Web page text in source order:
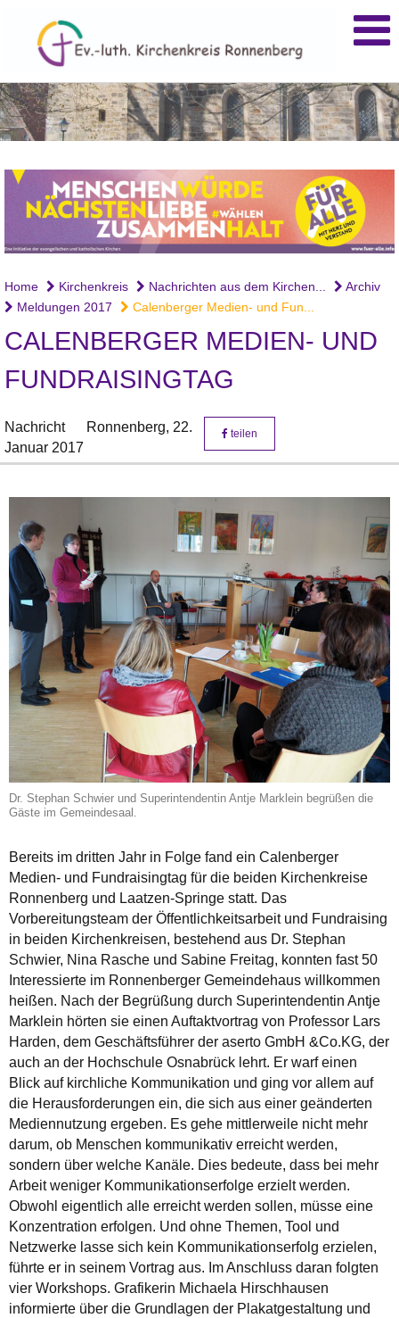
Home Kirchenkreis Nachrichten aus dem Kirchen...
Archiv
Meldungen 2017
Calenberger Medien- und Fun...
CALENBERGER MEDIEN- UND
FUNDRAISINGTAG
Nachricht Ronnenberg, 22.
Januar 2017
teilen
Dr. Stephan Schwier und Superintendentin Antje Marklein begrüßen die
Gäste im Gemeindesaal.
Bereits im dritten Jahr in Folge fand ein Calenberger
Medien- und Fundraisingtag für die beiden Kirchenkreise
Ronnenberg und Laatzen-Springe statt. Das
Vorbereitungsteam der Öffentlichkeitsarbeit und Fundraising
in beiden Kirchenkreisen, bestehend aus Dr. Stephan
Schwier, Nina Rasche und Sabine Freitag, konnten fast 50
Interessierte im Ronnenberger Gemeindehaus willkommen
heißen. Nach der Begrüßung durch Superintendentin Antje
Marklein hörten sie einen Auftaktvortrag von Professor Lars
Harden, dem Geschäftsführer der aserto GmbH &Co.KG, der
auch an der Hochschule Osnabrück lehrt. Er warf einen
Blick auf kirchliche Kommunikation und ging vor allem auf
die Herausforderungen ein, die sich aus einer geänderten
Mediennutzung ergeben. Es gehe mittlerweile nicht mehr
darum, ob Menschen kommunikativ erreicht werden,
sondern über welche Kanäle. Dies bedeute, dass bei mehr
Arbeit weniger Kommunikationserfolge erzielt werden.
Obwohl eigentlich alle erreicht werden sollen, müsse eine
Konzentration erfolgen. Und ohne Themen, Tool und
Netzwerke lasse sich kein Kommunikationserfolg erzielen,
führte er in seinem Vortrag aus. Im Anschluss daran folgten
vier Workshops. Grafikerin Michaela Hirschhausen
informierte über die Grundlagen der Plakatgestaltung und